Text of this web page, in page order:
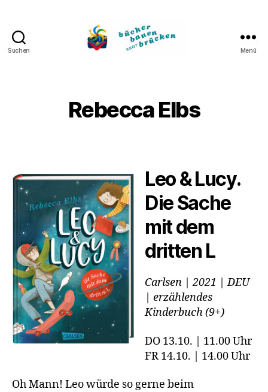
Suchen Menü
Rebecca Elbs
Leo & Lucy.
Die Sache
mit dem
dritten L
Carlsen | 2021 | DEU
| erzählendes
Kinderbuch (9+)
DO 13.10. | 11.00 Uhr
FR 14.10. | 14.00 Uhr
Oh Mann! Leo würde so gerne beim